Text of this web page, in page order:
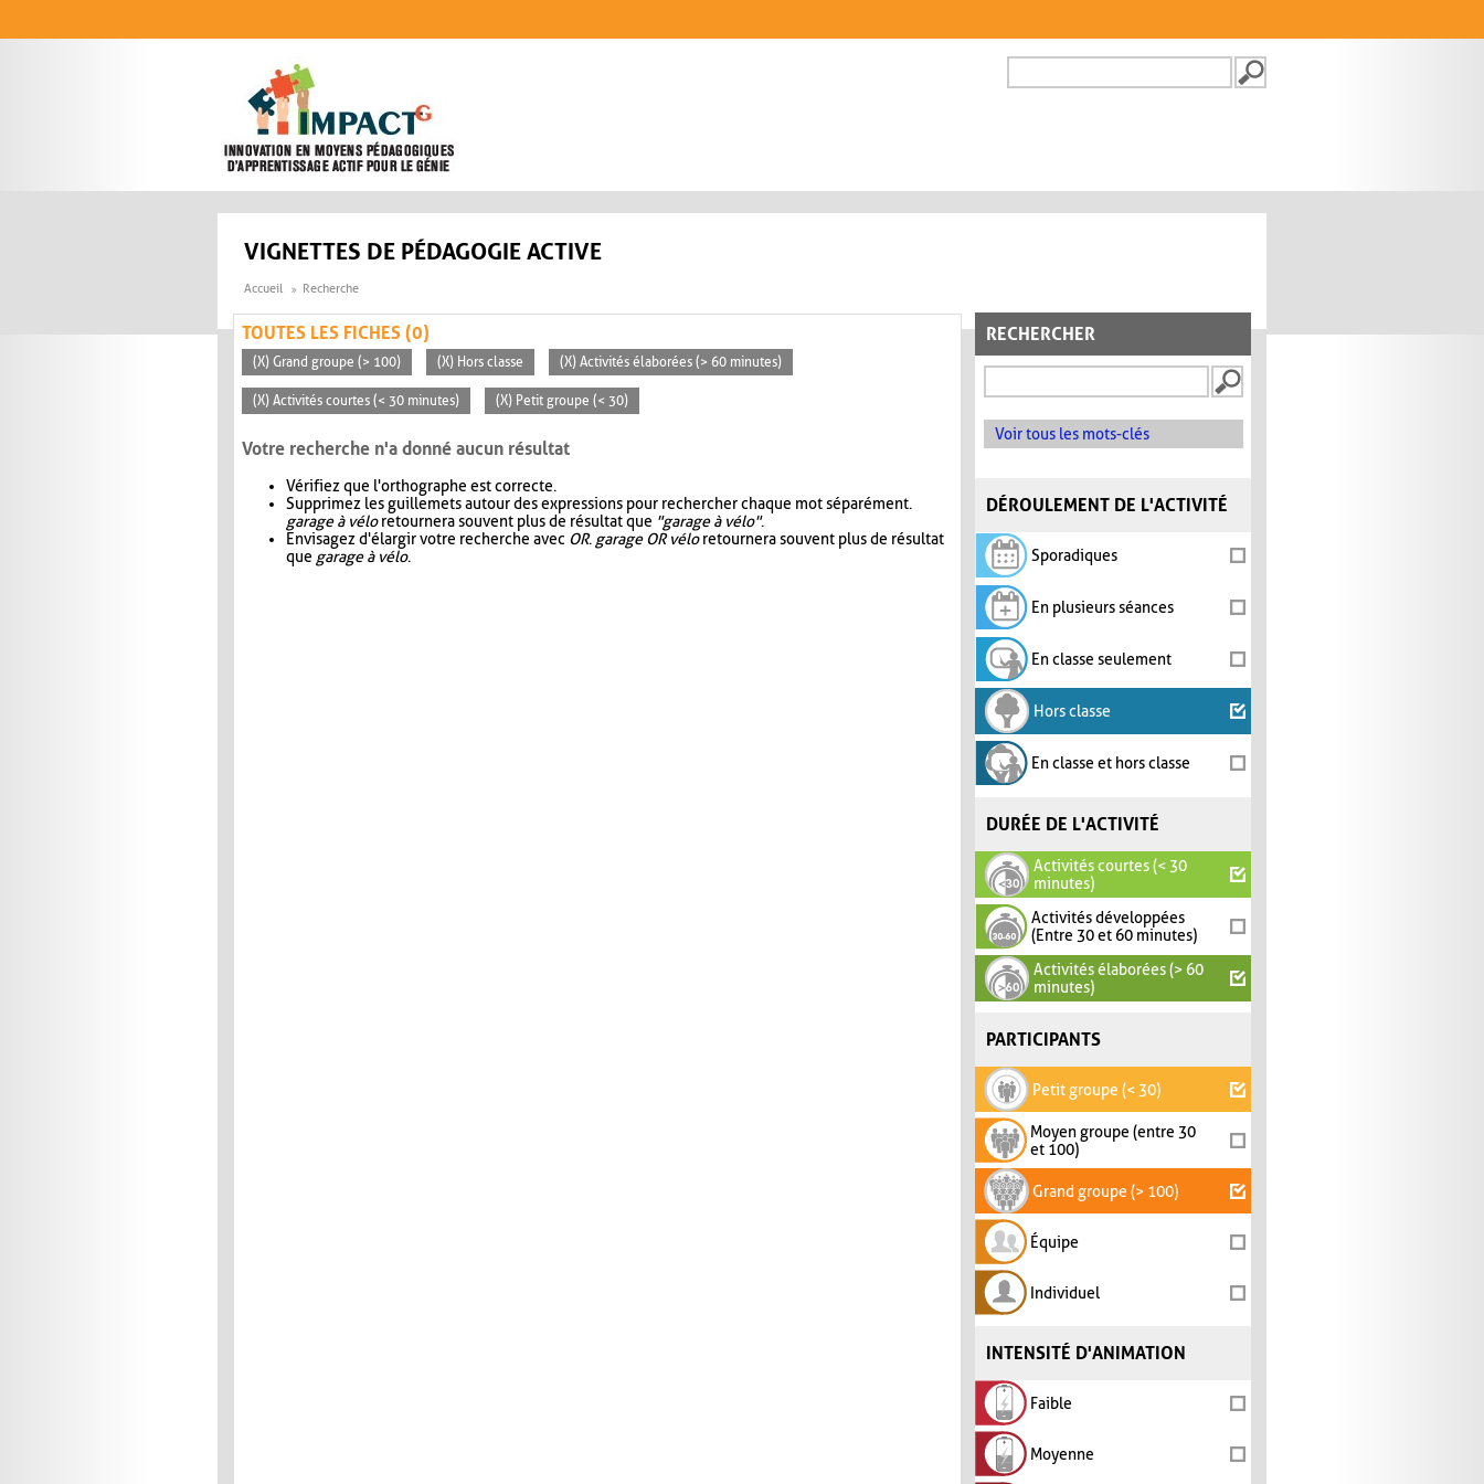
FORMULAIRE DE
VIGNETTES DE PÉDAGOGIE ACTIVE
Accueil Recherche
RECHERCHER
Voir tous les mots-clés
DÉROULEMENT DE L'ACTIVITÉ
Sporadiques
En plusieurs séances
En classe seulement
Hors classe
En classe et hors classe
DURÉE DE L'ACTIVITÉ
Activités courtes (< 30
minutes)
Activités développées
(Entre 30 et 60 minutes)
Activités élaborées (> 60
minutes)
PARTICIPANTS
Petit groupe (< 30)
Moyen groupe (entre 30
et 100)
Grand groupe (> 100)
Équipe
Individuel
INTENSITÉ D'ANIMATION
Faible
Moyenne
TOUTES LES FICHES (0)
(X) Grand groupe (> 100) (X) Hors classe (X) Activités élaborées (> 60 minutes)
(X) Activités courtes (< 30 minutes) (X) Petit groupe (< 30)
Votre recherche n'a donné aucun résultat
Vérifiez que l'orthographe est correcte.
Supprimez les guillemets autour des expressions pour rechercher chaque mot séparément.
garage à véloretournera souvent plus de résultat que "garage à vélo".
Envisagez d'élargir votre recherche avec OR. garage OR véloretournera souvent plus de résultat
que garage à vélo.